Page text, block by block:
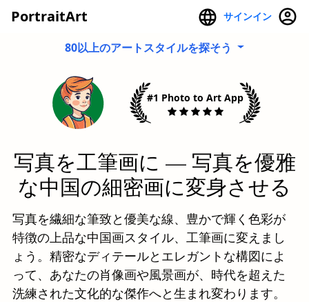
PortraitArt サインイン
80以上のアートスタイルを探そう
#1 Photo to Art App
写真を工筆画に — 写真を優雅
な中国の細密画に変身させる
写真を繊細な筆致と優美な線、豊かで輝く色彩が
特徴の上品な中国画スタイル、工筆画に変えまし
ょう。精密なディテールとエレガントな構図によ
って、あなたの肖像画や風景画が、時代を超えた
洗練された文化的な傑作へと生まれ変わります。